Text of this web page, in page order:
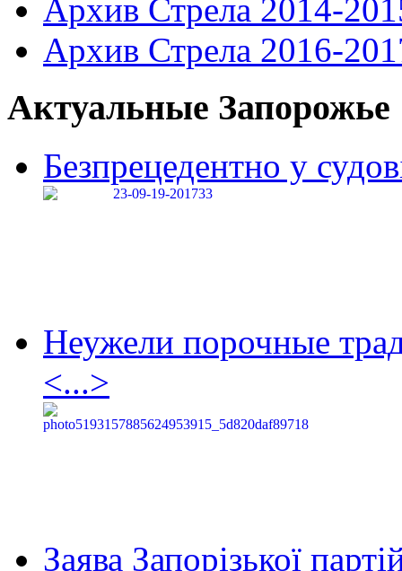
Архив Стрела 2014-
Архив Стрела 2016-
Актуальные Запорожье
Безпрецедентно у
Неужели порочные
<...>
Заява Запорізької